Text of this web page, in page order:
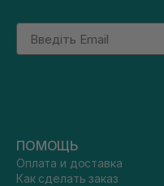
Email
ПОМОЩЬ
Оплата и доставка
Как сделать заказ